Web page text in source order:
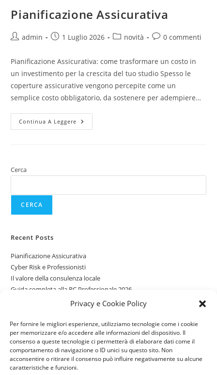
Privacy e Cookie Policy
Per fornire le migliori esperienze, utilizziamo tecnologie come i cookie
per memorizzare e/o accedere alle informazioni del dispositivo. Il
consenso a queste tecnologie ci permetterà di elaborare dati come il
comportamento di navigazione o ID unici su questo sito. Non
acconsentire o ritirare il consenso può influire negativamente su alcune
caratteristiche e funzioni.
Pianificazione Assicurativa
admin 1 Luglio 2026 novità 0 commenti
Pianificazione Assicurativa: come trasformare un costo in
un investimento per la crescita del tuo studio Spesso le
coperture assicurative vengono percepite come un
semplice costo obbligatorio, da sostenere per adempiere…
Continua A Leggere
Cerca
CERCA
Recent Posts
Pianificazione Assicurativa
Cyber Risk e Professionisti
Il valore della consulenza locale
Guida completa alla RC Professionale 2026
Assicurazioni per giovani guidatori
Recent Comments
Nessun commento da mostrare.